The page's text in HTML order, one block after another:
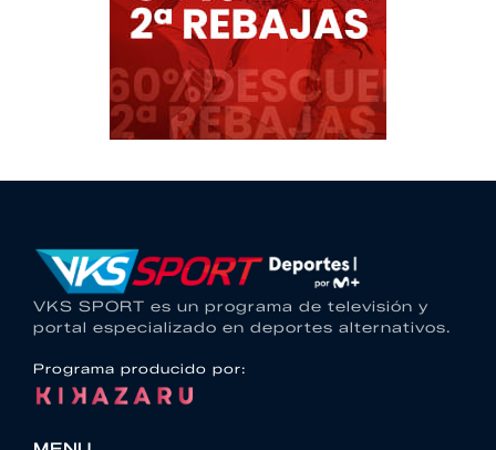
VKS SPORT es un programa de televisión y
portal especializado en deportes alternativos.
Programa producido por: